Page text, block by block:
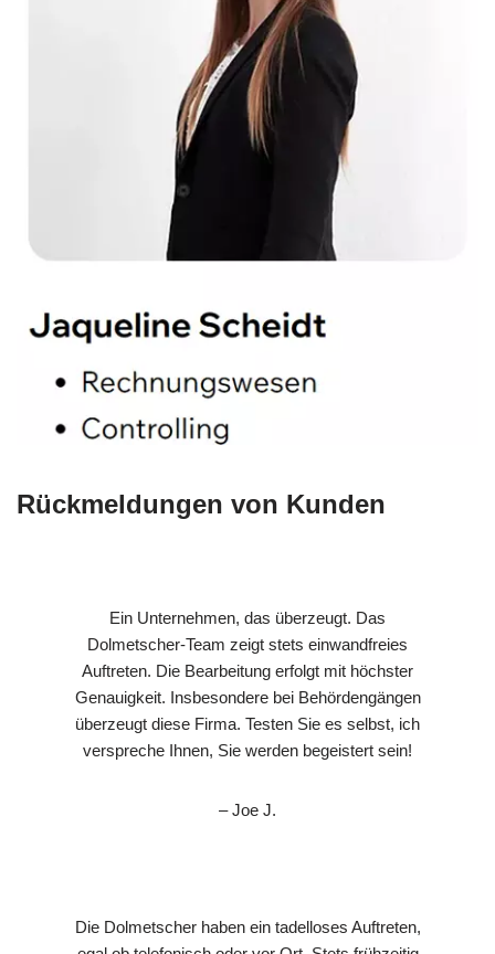
Rückmeldungen von Kunden
Ein Unternehmen, das überzeugt. Das
Dolmetscher-Team zeigt stets einwandfreies
Auftreten. Die Bearbeitung erfolgt mit höchster
Genauigkeit. Insbesondere bei Behördengängen
überzeugt diese Firma. Testen Sie es selbst, ich
verspreche Ihnen, Sie werden begeistert sein!
– Joe J.
Die Dolmetscher haben ein tadelloses Auftreten,